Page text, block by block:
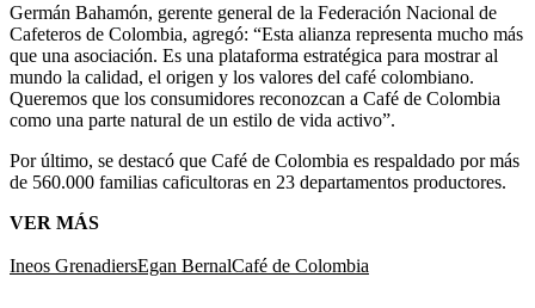
Germán Bahamón, gerente general de la Federación Nacional de
Cafeteros de Colombia, agregó: “Esta alianza representa mucho más
que una asociación. Es una plataforma estratégica para mostrar al
mundo la calidad, el origen y los valores del café colombiano.
Queremos que los consumidores reconozcan a Café de Colombia
como una parte natural de un estilo de vida activo”.
Por último, se destacó que Café de Colombia es respaldado por más
de 560.000 familias caficultoras en 23 departamentos productores.
VER MÁS
Ineos GrenadiersEgan BernalCafé de Colombia